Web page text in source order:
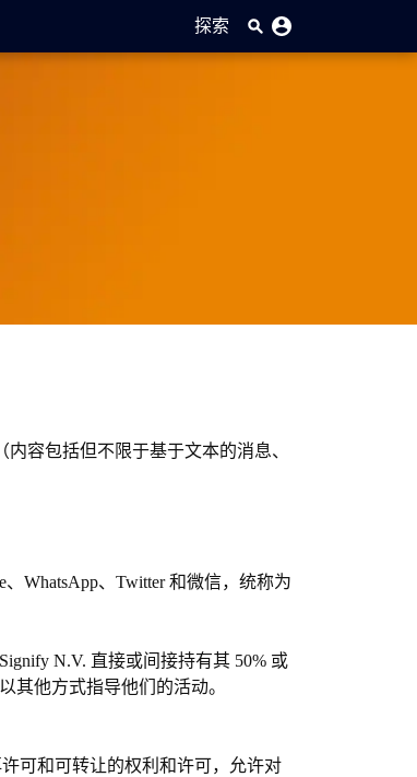
探索
容包括但不限于基于文本的消息、
、WhatsApp、Twitter 和微信，统称为
N.V. 直接或间接持有其 50% 或
其他方式指导他们的活动。
可和可转让的权利和许可，允许对